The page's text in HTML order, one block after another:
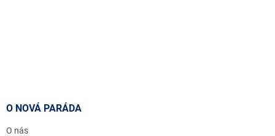
O NOVÁ PARÁDA
O nás